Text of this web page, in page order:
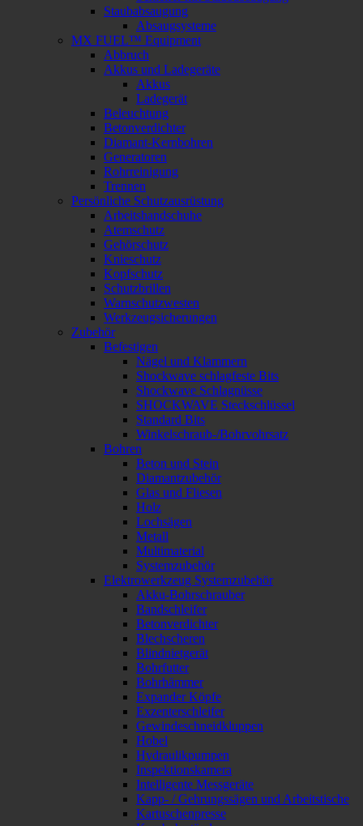
Staubabsaugung
Absaugsysteme
MX FUEL™ Equipment
Abbruch
Akkus und Ladegeräte
Akkus
Ladegerät
Beleuchtung
Betonverdichter
Diamant-Kernbohren
Generatoren
Rohrreinigung
Trennen
Persönliche Schutzausrüstung
Arbeitshandschuhe
Atemschutz
Gehörschutz
Knieschutz
Kopfschutz
Schutzbrillen
Warnschutzwesten
Werkzeugsicherungen
Zubehör
Befestigen
Nägel und Klammern
Shockwave schlagfeste Bits
Shockwave Schlagnüsse
SHOCKWAVE Steckschlüssel
Standard Bits
Winkelschraub-/Bohrvohrsatz
Bohren
Beton und Stein
Diamantzubehör
Glas und Fliesen
Holz
Lochsägen
Metall
Multimaterial
Systemzubehör
Elektrowerkzeug Systemzubehör
Akku-Bohrschrauber
Bandschleifer
Betonverdichter
Blechscheren
Blindnietgerät
Bohrfutter
Bohrhämmer
Expander Köpfe
Exzenterschleifer
Gewindeschneidkluppen
Hobel
Hydraulikpumpen
Inspektionskamera
Intelligente Messgeräte
Kapp- / Gehrungssägen und Arbeitstische
Kartuschenpresse